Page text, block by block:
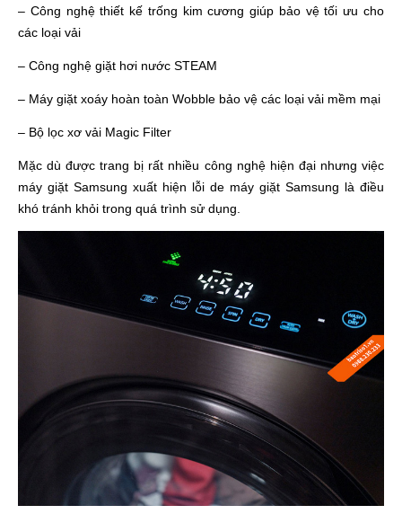
– Công nghệ thiết kế trống kim cương giúp bảo vệ tối ưu cho
các loại vải
– Công nghệ giặt hơi nước STEAM
– Máy giặt xoáy hoàn toàn Wobble bảo vệ các loại vải mềm mại
– Bộ lọc xơ vải Magic Filter
Mặc dù được trang bị rất nhiều công nghệ hiện đại nhưng việc
máy giặt Samsung xuất hiện lỗi de máy giặt Samsung là điều
khó tránh khỏi trong quá trình sử dụng.